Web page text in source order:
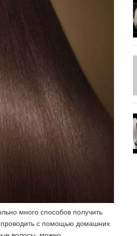
много способов получить
с помощью домашних